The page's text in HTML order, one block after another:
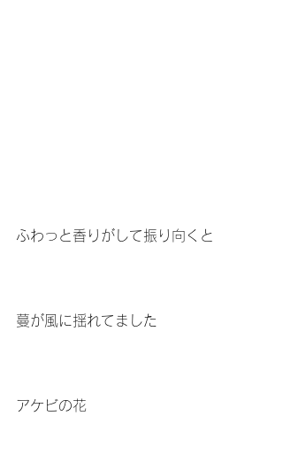
ふわっと香りがして振り向くと
蔓が風に揺れてました
アケビの花